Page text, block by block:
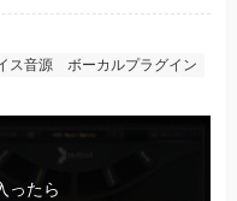
ス音源 ボーカルプラグイン
ったら